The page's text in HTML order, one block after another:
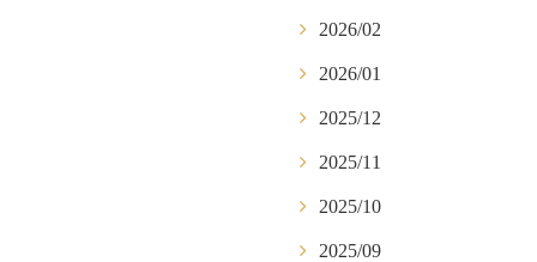
2026/02
2026/01
2025/12
2025/11
2025/10
2025/09